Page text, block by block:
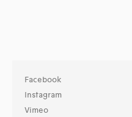
Facebook
Instagram
Vimeo